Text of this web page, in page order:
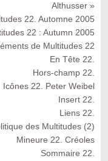
Althusser »
22. Automne 2005
22 : Autumn 2005
de Multitudes 22
En Tête 22.
Hors-champ 22.
Icônes 22. Peter Weibel
Insert 22.
Liens 22.
des Multitudes (2)
Mineure 22. Créoles
Sommaire 22.